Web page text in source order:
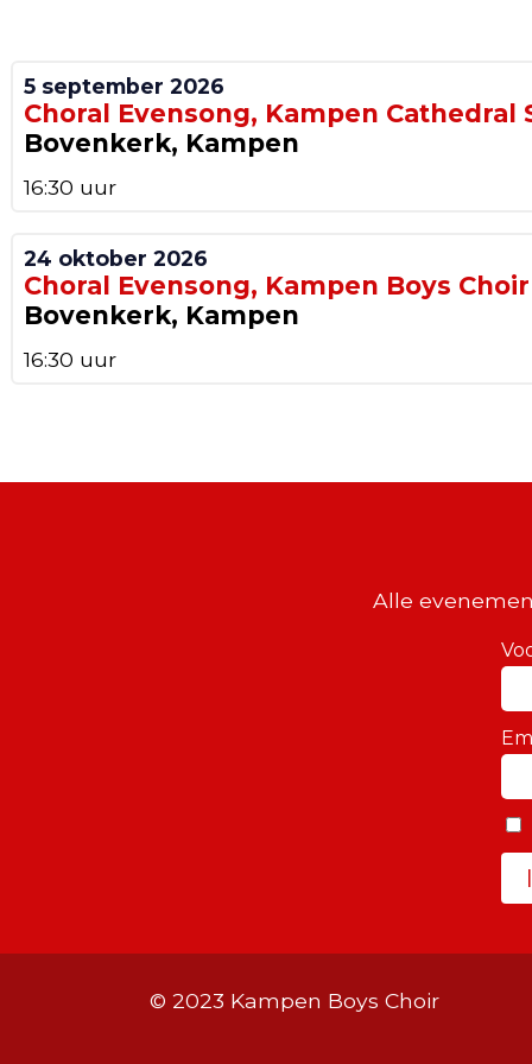
5 september 2026
Choral Evensong, Kampen Cathedral
Bovenkerk, Kampen
16:30 uur
24 oktober 2026
Choral Evensong, Kampen Boys Choir
Bovenkerk, Kampen
16:30 uur
Alle
© 2023 Kampen Boys Choir